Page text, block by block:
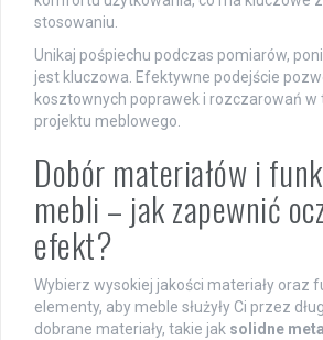
stosowaniu.
Unikaj pośpiechu podczas pomiarów,
jest kluczowa. Efektywne podejście
kosztownych poprawek i rozczarowań w
projektu meblowego.
Dobór materiałów i
mebli – jak zapewnić
efekt?
Wybierz wysokiej jakości materiały oraz
elementy, aby meble służyły Ci przez
dobrane materiały, takie jak solidne